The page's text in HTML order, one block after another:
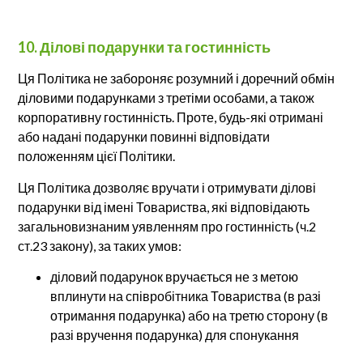
10. Ділові подарунки та гостинність
Ця Політика не забороняє розумний і доречний обмін
діловими подарунками з третіми особами, а також
корпоративну гостинність. Проте, будь-які отримані
або надані подарунки повинні відповідати
положенням цієї Політики.
Ця Політика дозволяє вручати і отримувати ділові
подарунки від імені Товариства, які відповідають
загальновизнаним уявленням про гостинність (ч.2
ст.23 закону), за таких умов:
діловий подарунок вручається не з метою
вплинути на співробітника Товариства (в разі
отримання подарунка) або на третю сторону (в
разі вручення подарунка) для спонукання